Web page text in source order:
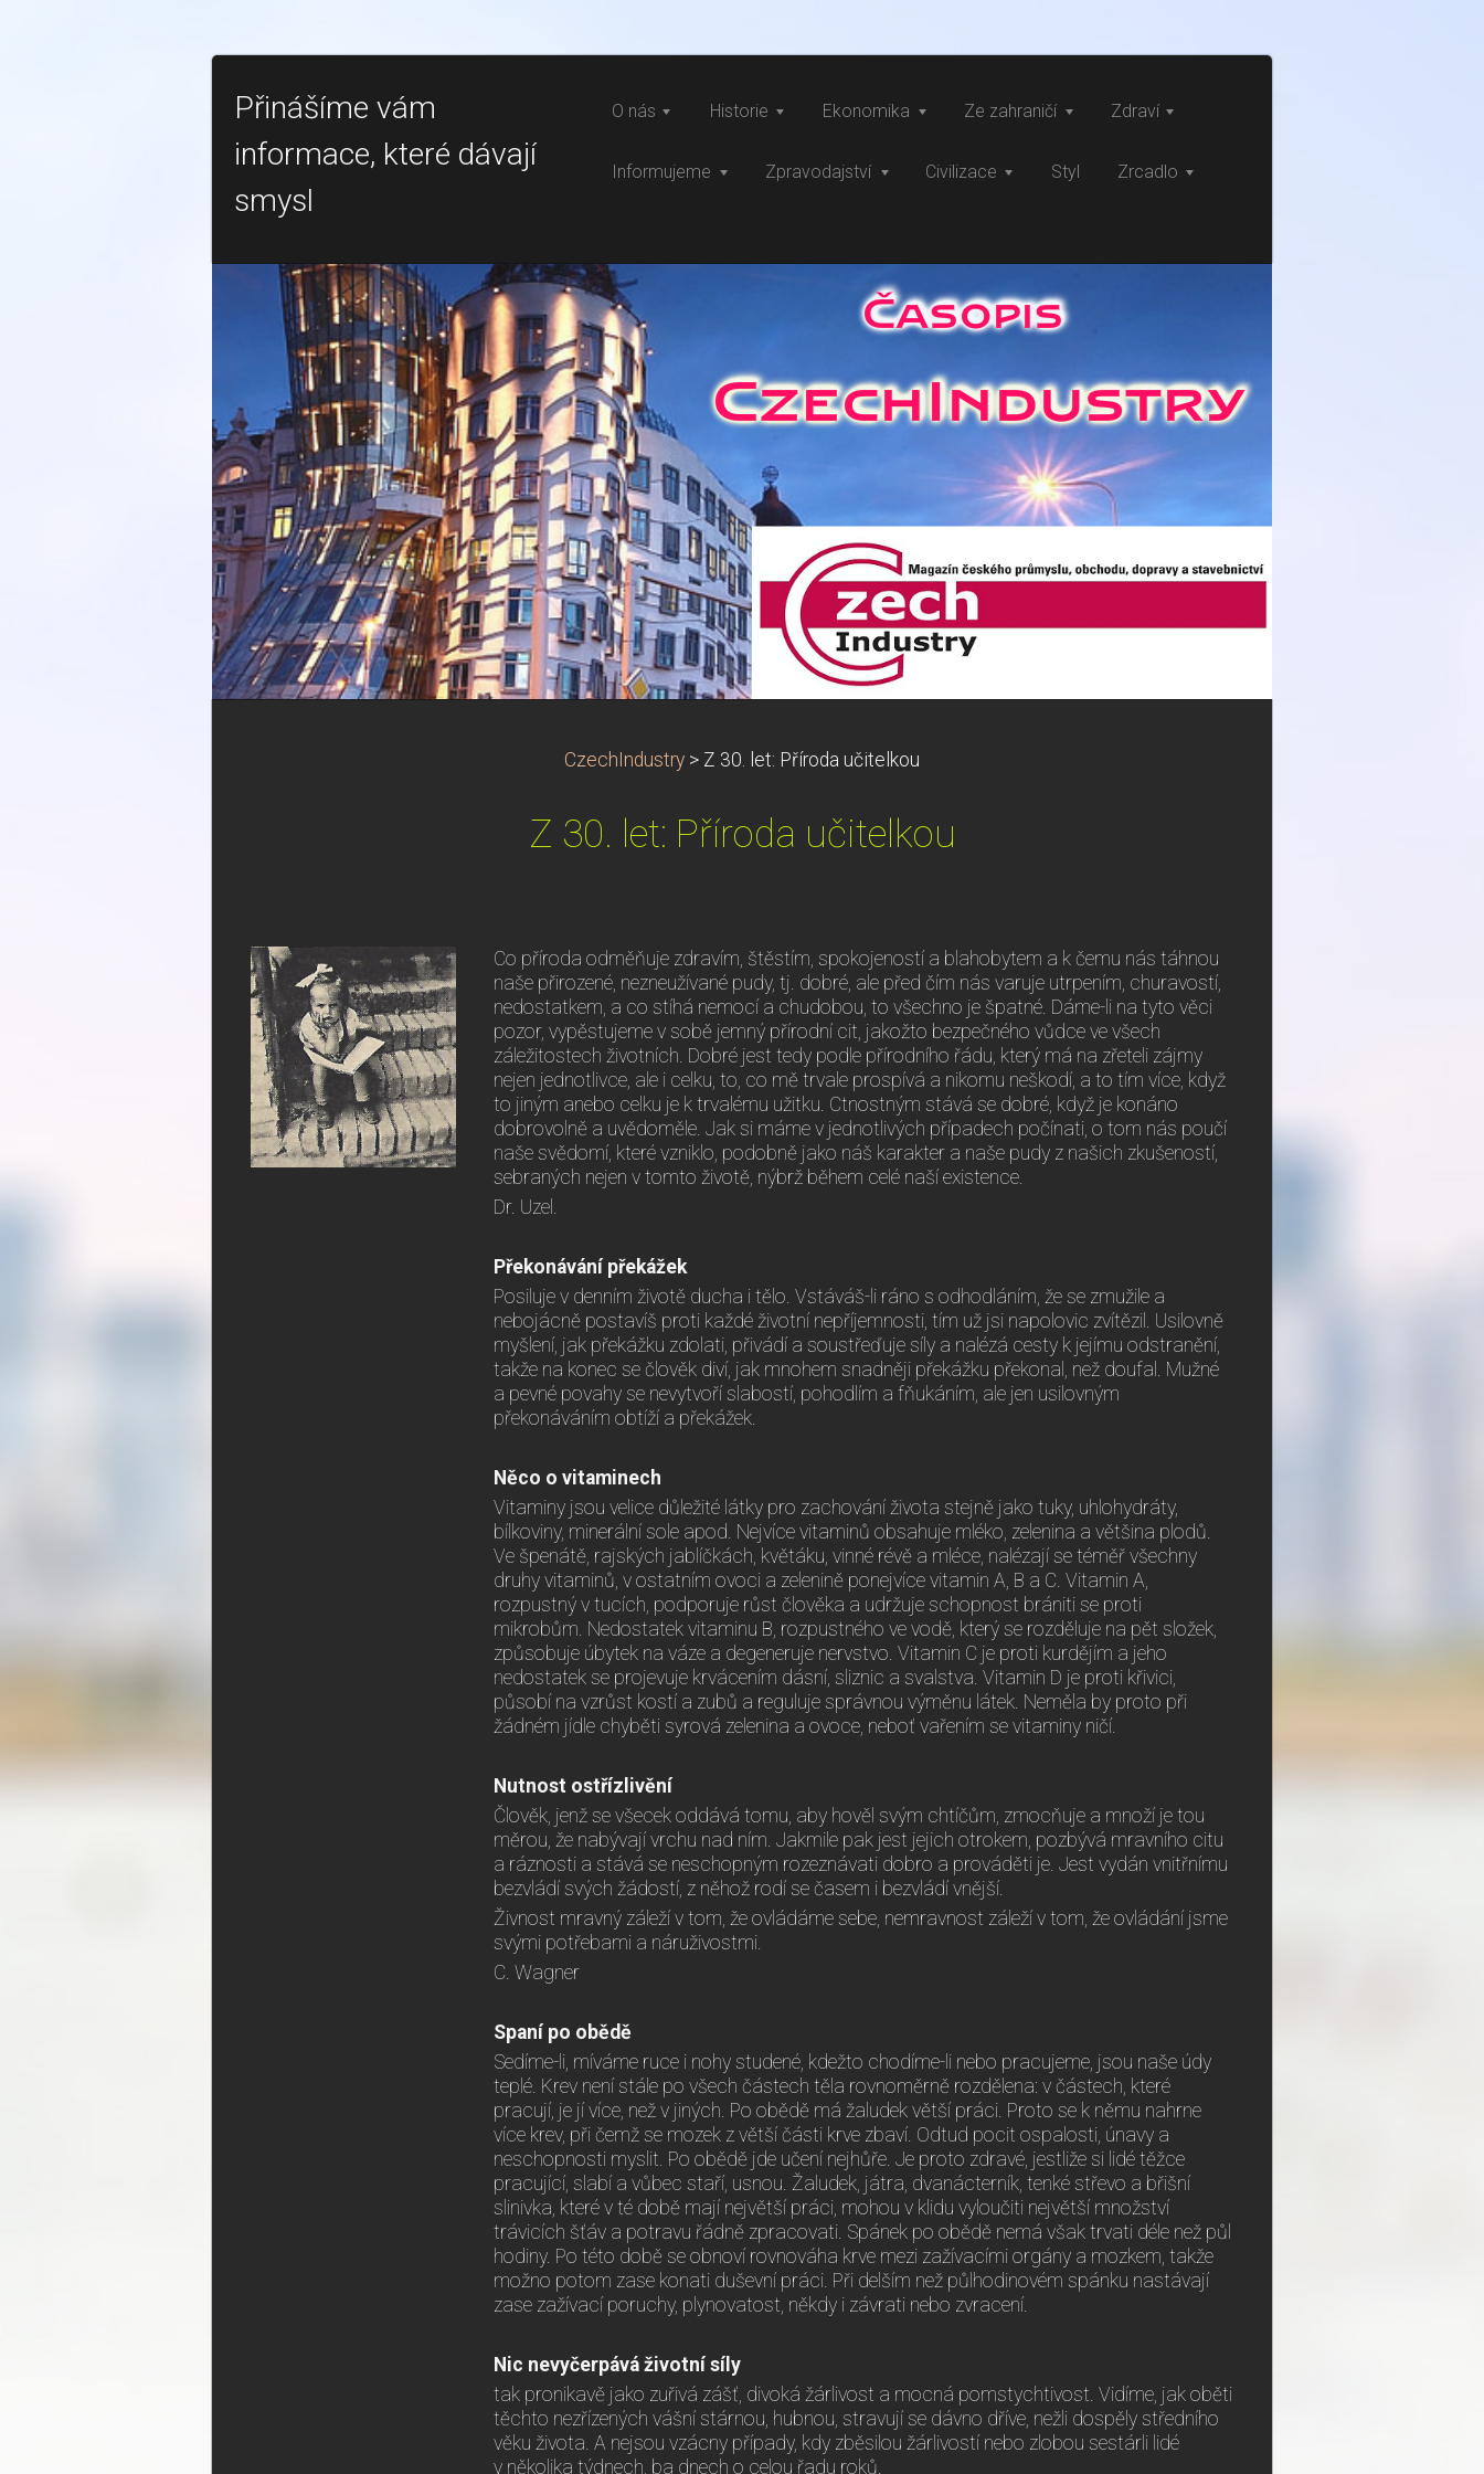
Přinášíme vám
informace, které dávají
smysl
O nás Historie Ekonomika Ze zahraničí Zdraví
Informujeme Zpravodajství Civilizace Styl Zrcadlo
CzechIndustry > Z 30. let: Příroda učitelkou
Z 30. let: Příroda učitelkou
Co příroda odměňuje zdravím, štěstím, spokojeností a blahobytem a k čemu nás táhnou
naše přirozené, nezneužívané pudy, tj. dobré, ale před čím nás varuje utrpením, churavostí,
nedostatkem, a co stíhá nemocí a chudobou, to všechno je špatné. Dáme-li na tyto věci
pozor, vypěstujeme v sobě jemný přírodní cit, jakožto bezpečného vůdce ve všech
záležitostech životních. Dobré jest tedy podle přírodního řádu, který má na zřeteli zájmy
nejen jednotlivce, ale i celku, to, co mě trvale prospívá a nikomu neškodí, a to tím více, když
to jiným anebo celku je k trvalému užitku. Ctnostným stává se dobré, když je konáno
dobrovolně a uvědoměle. Jak si máme v jednotlivých případech počínati, o tom nás poučí
naše svědomí, které vzniklo, podobně jako náš karakter a naše pudy z našich zkušeností,
sebraných nejen v tomto životě, nýbrž během celé naší existence.
Dr. Uzel.
Překonávání překážek
Posiluje v denním životě ducha i tělo. Vstáváš-li ráno s odhodláním, že se zmužile a
nebojácně postavíš proti každé životní nepříjemnosti, tím už jsi napolovic zvítězil. Usilovně
myšlení, jak překážku zdolati, přivádí a soustřeďuje síly a nalézá cesty k jejímu odstranění,
takže na konec se člověk diví, jak mnohem snadněji překážku překonal, než doufal. Mužné
a pevné povahy se nevytvoří slabostí, pohodlím a fňukáním, ale jen usilovným
překonáváním obtíží a překážek.
Něco o vitaminech
Vitaminy jsou velice důležité látky pro zachování života stejně jako tuky, uhlohydráty,
bílkoviny, minerální sole apod. Nejvíce vitaminů obsahuje mléko, zelenina a většina plodů.
Ve špenátě, rajských jablíčkách, květáku, vinné révě a mléce, nalézají se téměř všechny
druhy vitaminů, v ostatním ovoci a zelenině ponejvíce vitamin A, B a C. Vitamin A,
rozpustný v tucích, podporuje růst člověka a udržuje schopnost brániti se proti
mikrobům. Nedostatek vitaminu B, rozpustného ve vodě, který se rozděluje na pět složek,
způsobuje úbytek na váze a degeneruje nervstvo. Vitamin C je proti kurdějím a jeho
nedostatek se projevuje krvácením dásní, sliznic a svalstva. Vitamin D je proti křivici,
působí na vzrůst kostí a zubů a reguluje správnou výměnu látek. Neměla by proto při
žádném jídle chyběti syrová zelenina a ovoce, neboť vařením se vitaminy ničí.
Nutnost ostřízlivění
Člověk, jenž se všecek oddává tomu, aby hověl svým chtíčům, zmocňuje a množí je tou
měrou, že nabývají vrchu nad ním. Jakmile pak jest jejich otrokem, pozbývá mravního citu
a ráznosti a stává se neschopným rozeznávati dobro a prováděti je. Jest vydán vnitřnímu
bezvládí svých žádostí, z něhož rodí se časem i bezvládí vnější.
Živnost mravný záleží v tom, že ovládáme sebe, nemravnost záleží v tom, že ovládání jsme
svými potřebami a náruživostmi.
C. Wagner
Spaní po obědě
Sedíme-li, míváme ruce i nohy studené, kdežto chodíme-li nebo pracujeme, jsou naše údy
teplé. Krev není stále po všech částech těla rovnoměrně rozdělena: v částech, které
pracují, je jí více, než v jiných. Po obědě má žaludek větší práci. Proto se k němu nahrne
více krev, při čemž se mozek z větší části krve zbaví. Odtud pocit ospalosti, únavy a
neschopnosti myslit. Po obědě jde učení nejhůře. Je proto zdravé, jestliže si lidé těžce
pracující, slabí a vůbec staří, usnou. Žaludek, játra, dvanácterník, tenké střevo a břišní
slinivka, které v té době mají největší práci, mohou v klidu vyloučiti největší množství
trávicích šťáv a potravu řádně zpracovati. Spánek po obědě nemá však trvati déle než půl
hodiny. Po této době se obnoví rovnováha krve mezi zažívacími orgány a mozkem, takže
možno potom zase konati duševní práci. Při delším než půlhodinovém spánku nastávají
zase zažívací poruchy, plynovatost, někdy i závrati nebo zvracení.
Nic nevyčerpává životní síly
tak pronikavě jako zuřivá zášť, divoká žárlivost a mocná pomstychtivost. Vidíme, jak oběti
těchto nezřízených vášní stárnou, hubnou, stravují se dávno dříve, nežli dospěly středního
věku života. A nejsou vzácny případy, kdy zběsilou žárlivostí nebo zlobou sestárli lidé
v několika týdnech, ba dnech o celou řadu roků.